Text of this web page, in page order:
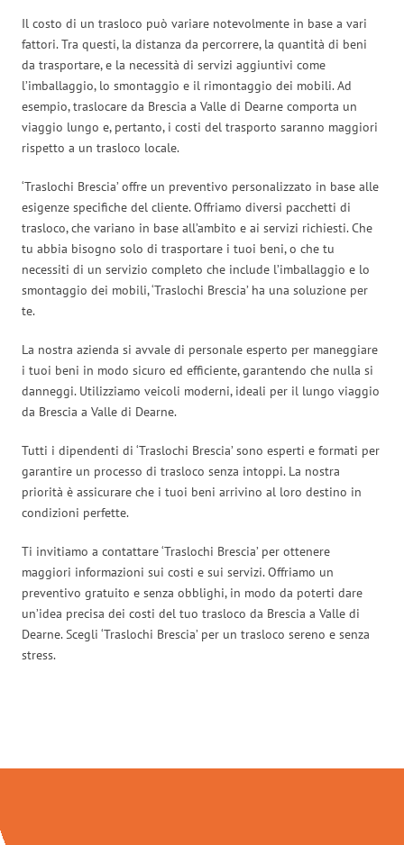
Il costo di un trasloco può variare notevolmente in base a vari
fattori. Tra questi, la distanza da percorrere, la quantità di beni
da trasportare, e la necessità di servizi aggiuntivi come
l’imballaggio, lo smontaggio e il rimontaggio dei mobili. Ad
esempio, traslocare da Brescia a Valle di Dearne comporta un
viaggio lungo e, pertanto, i costi del trasporto saranno maggiori
rispetto a un trasloco locale.
‘Traslochi Brescia’ offre un preventivo personalizzato in base alle
esigenze specifiche del cliente. Offriamo diversi pacchetti di
trasloco, che variano in base all’ambito e ai servizi richiesti. Che
tu abbia bisogno solo di trasportare i tuoi beni, o che tu
necessiti di un servizio completo che include l’imballaggio e lo
smontaggio dei mobili, ‘Traslochi Brescia’ ha una soluzione per
te.
La nostra azienda si avvale di personale esperto per maneggiare
i tuoi beni in modo sicuro ed efficiente, garantendo che nulla si
danneggi. Utilizziamo veicoli moderni, ideali per il lungo viaggio
da Brescia a Valle di Dearne.
Tutti i dipendenti di ‘Traslochi Brescia’ sono esperti e formati per
garantire un processo di trasloco senza intoppi. La nostra
priorità è assicurare che i tuoi beni arrivino al loro destino in
condizioni perfette.
Ti invitiamo a contattare ‘Traslochi Brescia’ per ottenere
maggiori informazioni sui costi e sui servizi. Offriamo un
preventivo gratuito e senza obblighi, in modo da poterti dare
un’idea precisa dei costi del tuo trasloco da Brescia a Valle di
Dearne. Scegli ‘Traslochi Brescia’ per un trasloco sereno e senza
stress.